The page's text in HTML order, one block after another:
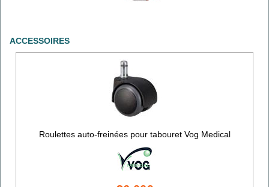
ACCESSOIRES
Roulettes auto-freinées pour tabouret Vog Medical